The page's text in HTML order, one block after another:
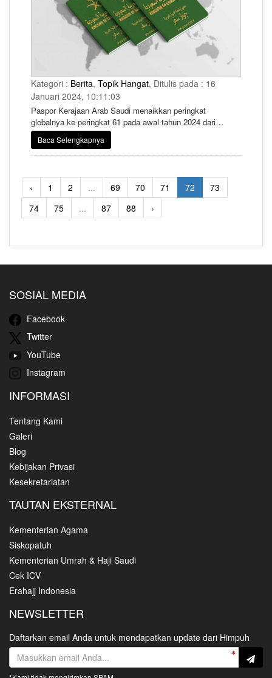
Kategori : Berita, Topik Hangat, Ditulis pada : 16
Januari 2024, 10:11:03
Paspor Kerajaan Arab Saudi menaikkan peringkat
globalnya ke peringkat 61 pada awal tahun 2024 dari
sebelumnya berada diperingkat 65 pada tahun 2023 lalu.
Baca Selengkapnya
‹ 1 2 ... 69 70 71 72
73
74
75 ... 87 88 ›
SOSIAL MEDIA
Facebook
Twitter
YouTube
Instagram
INFORMASI
Tentang Kami
Galeri
Blog
Kebijakan Privasi
Kesekretariatan
TAUTAN EKSTERNAL
Kementerian Agama
Siskopatuh
Kementerian Umrah & Haji Saudi
Cek ICV
Erahajj Indonesia
NEWSLETTER
Daftarkan email Anda untuk mendapatkan update dari Himpuh